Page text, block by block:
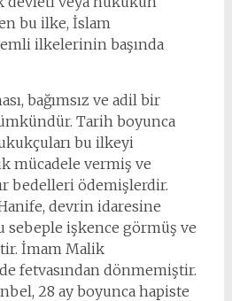
bu ilke, İslam
ilkelerinin başında
bağımsız ve adil bir
Tarih boyunca
bu ilkeyi
mücadele vermiş ve
bedelleri ödemişlerdir.
devrin idaresine
sebeple işkence görmüş ve
İmam Malik
fetvasından dönmemiştir.
28 ay boyunca hapiste